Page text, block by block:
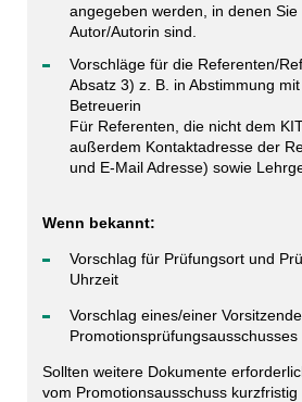
angegeben werden, in denen
Autor/Autorin sind.
Vorschläge für die Referenten/
Absatz 3) z. B. in Abstimmung
Betreuerin
Für Referenten, die nicht dem
außerdem Kontaktadresse der
und E-Mail Adresse) sowie
Wenn bekannt:
Vorschlag für Prüfungsort und
Uhrzeit
Vorschlag eines/einer
Promotionsprüfungsausschusses
Sollten weitere Dokumente
vom Promotionsausschuss kurzfristig